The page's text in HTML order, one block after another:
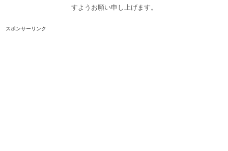
すようお願い申し上げます。
スポンサーリンク